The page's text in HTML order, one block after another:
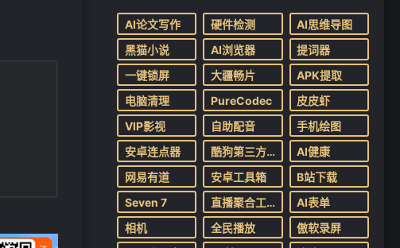
AI论文写作 硬件检测
AI思维导图
黑猫小说
AI浏览器
提词器
一键锁屏
大疆畅片
APK提取
电脑清理
PureCodec
皮皮虾
VIP影视
自助配音
手机绘图
安卓连点器
酷狗第三方音乐播放器
AI健康
网易有道
安卓工具箱
B站下载
Seven 7
直播聚合工具
AI表单
相机
全民播放
傲软录屏